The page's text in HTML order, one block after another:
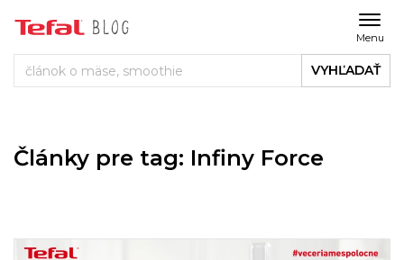
Menu
VYHĽADAŤ
Články pre tag: Infiny Force